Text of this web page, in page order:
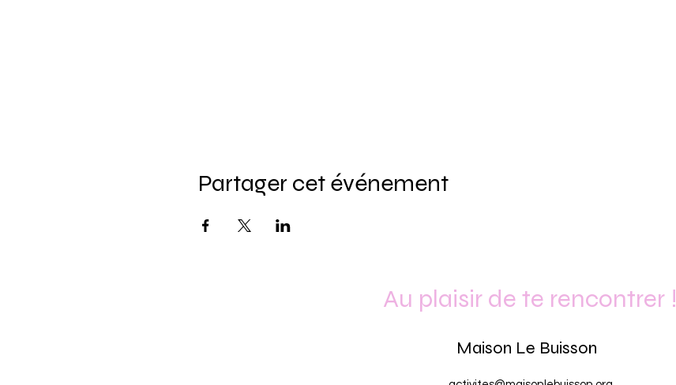
Partager cet événement
Au plaisir de te rencontrer !
Maison Le Buisson